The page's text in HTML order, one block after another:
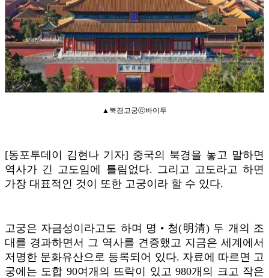
▲북경고궁ⓒ바이두
[동포투데이 김현나 기자] 중국의 북경을 놓고 말하면
역사가 긴 고도임에 틀림없다. 그리고 고도라고 하면
가장 대표적인 것이 또한 고궁이라 할 수 있다.
고궁은 자금성이라고도 하며 명 • 청(明清) 두 개의 조
대를 경과하면서 그 역사를 견증했고 지금은 세계에서
저명한 문화유산으로 등록되어 있다. 자료에 따르면 고
궁에는 도합 90여개의 뜨락이 있고 980개의 크고 작은